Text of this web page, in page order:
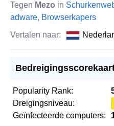
Tegen Mezo in
adware, Browserkapers
Vertalen naar:
Popularity Rank:
Dreigingsniveau:
Geïnfecteerde computers: